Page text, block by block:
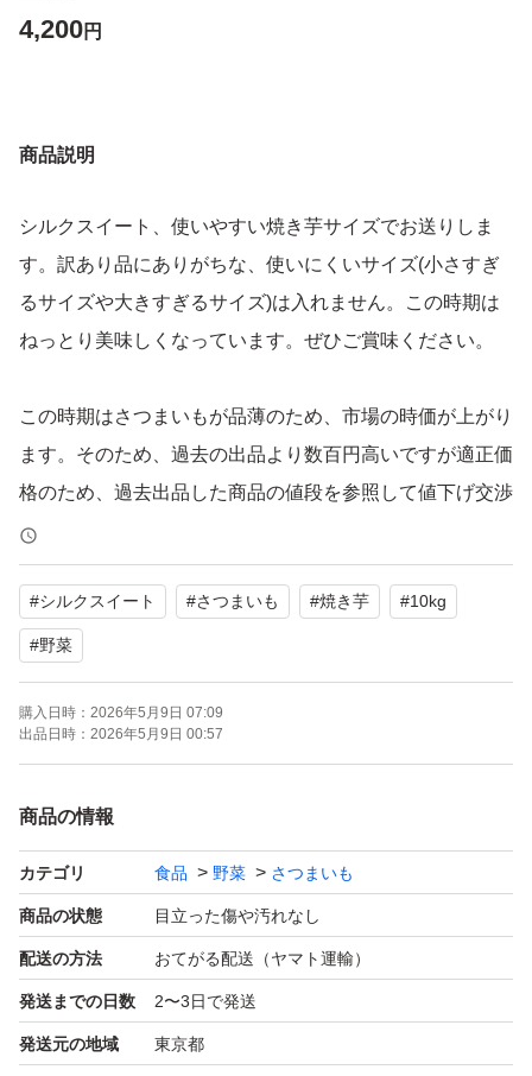
4,200円
商品説明
シルクスイート、使いやすい焼き芋サイズでお送りしま
す。訳あり品にありがちな、使いにくいサイズ(小さすぎ
るサイズや大きすぎるサイズ)は入れません。この時期は
ねっとり美味しくなっています。ぜひご賞味ください。
この時期はさつまいもが品薄のため、市場の時価が上がり
ます。そのため、過去の出品より数百円高いですが適正価
格のため、過去出品した商品の値段を参照して値下げ交渉
するのはお控えいただけますよう、よろしくお願いいたし
ます。
#シルクスイート #さつまいも #焼き芋 #10kg
#野菜
購入日時： 2026年5月9日 07:09
出品日時： 2026年5月9日 00:57
商品の情報
カテゴリ 食品 野菜 さつまいも
商品の状態 目立った傷や汚れなし
配送の方法 おてがる配送（ヤマト運輸）
発送までの日数 2〜3日で発送
発送元の地域 東京都